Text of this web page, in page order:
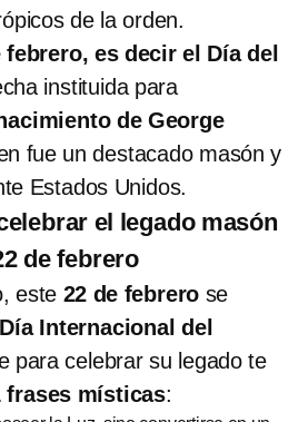
de la orden.
febrero, es decir el Día del
instituida para
de George
fue un destacado masón y
Estados Unidos.
el legado masón
de febrero
este 22 de febrero se
Internacional del
para celebrar su legado te
frases místicas: